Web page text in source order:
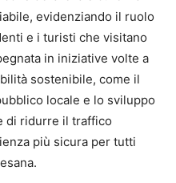
evidenziando il ruolo
e i turisti che visitano
in iniziative volte a
sostenibile, come il
locale e lo sviluppo
di ridurre il traffico
più sicura per tutti